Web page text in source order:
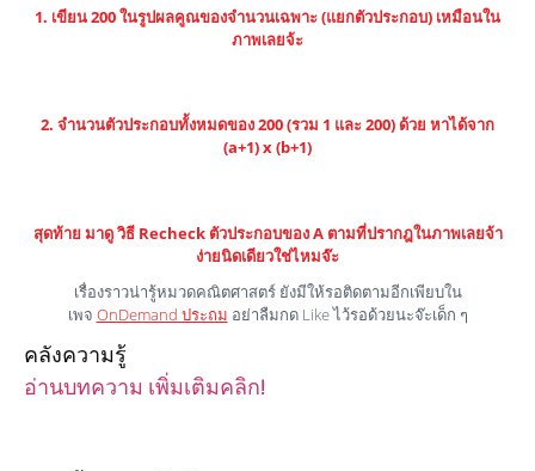
1. เขียน 200 ในรูปผลคูณของจำนวนเฉพาะ (แยกตัวประกอบ) เหมือนใน
ภาพเลยจ้ะ
2. จำนวนตัวประกอบทั้งหมดของ 200 (รวม 1 และ 200) ด้วย หาได้จาก
(a+1) x (b+1)
สุดท้าย มาดู วิธี Recheck ตัวประกอบของ A ตามที่ปรากฎในภาพเลยจ้า
ง่ายนิดเดียวใช่ไหมจ๊ะ
เรื่องราวน่ารู้หมวดคณิตศาสตร์ ยังมีให้รอติดตามอีกเพียบใน
เพจ OnDemand ประถม อย่าลืมกด Like ไว้รอด้วยนะจ๊ะเด็ก ๆ
คลังความรู้
อ่านบทความ เพิ่มเติมคลิก!